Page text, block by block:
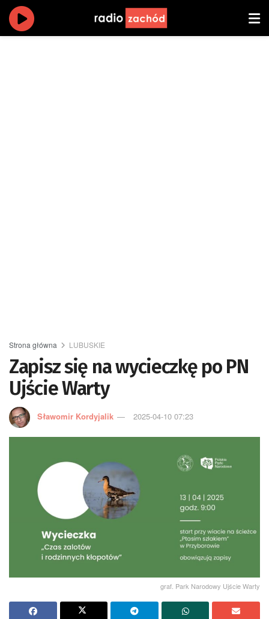
Strona główna LUBUSKIE
Zapisz się na wycieczkę po PN
Ujście Warty
Sławomir Kordyjalik 2025-04-10 07:23
graf. Park Narodowy Ujście Warty